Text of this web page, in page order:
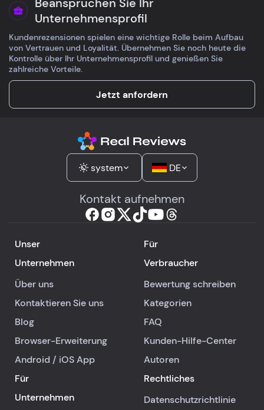
Unternehmensprofil
Kundenrezensionen spielen eine wichtige Rolle beim Aufbau
von Vertrauen und Loyalität. Übernehmen Sie noch heute die
Kontrolle über Ihr Unternehmensprofil und genießen Sie
zahlreiche Vorteile.
Jetzt anfordern
system DE
Kontakt aufnehmen
Unser
Unternehmen
Über uns
Kontaktieren Sie uns
Blog
Browser-Erweiterung
Android / iOSApp
Für
Verbraucher
Bewertung schreiben
Kategorien
FAQ
Kunden-Hilfe-Center
Autoren
Für
Unternehmen
Rechtliches
Datenschutzrichtlinie